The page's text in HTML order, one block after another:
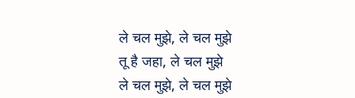
ले चल मुझे, ले चल मुझे
तू है जहा, ले चल मुझे
ले चल मुझे, ले चल मुझे